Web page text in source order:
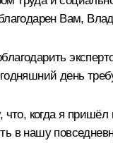
Вам,
день
что, когда я
в нашу